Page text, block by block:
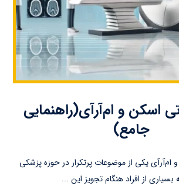
اسکن و ام‌آر‌آی(راهنمایی
جامع)
یکی از موضوعات پرتکرار در حوزه پزشکی
از افراد هنگام تجویز این ...